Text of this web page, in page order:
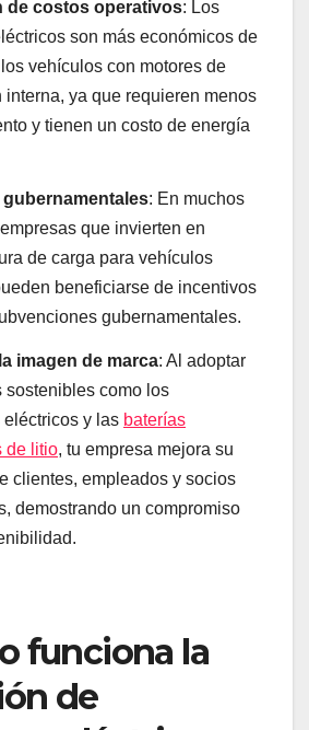
de costos operativos: Los
son más económicos de
vehículos con motores de
interna, ya que requieren menos
y tienen un costo de energía
gubernamentales: En muchos
que invierten en
de carga para vehículos
beneficiarse de incentivos
gubernamentales.
imagen de marca: Al adoptar
sostenibles como los
y las baterías
de litio, tu empresa mejora su
clientes, empleados y socios
demostrando un compromiso
funciona la
de